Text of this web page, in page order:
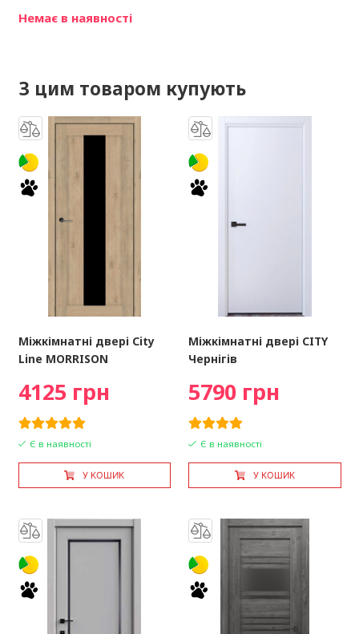
Немає в наявності
З цим товаром купують
Міжкімнатні двері City
Line MORRISON
4125 грн
Є в наявності
У КОШИК
Міжкімнатні двері CITY
Чернігів
5790 грн
Є в наявності
У КОШИК